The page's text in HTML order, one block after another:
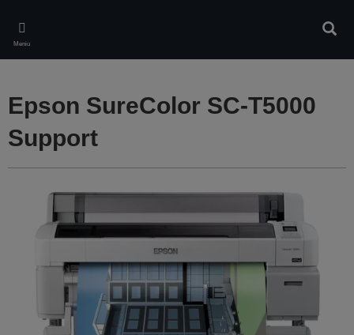
main
content
Meniu
Epson SureColor SC-T5000
Support